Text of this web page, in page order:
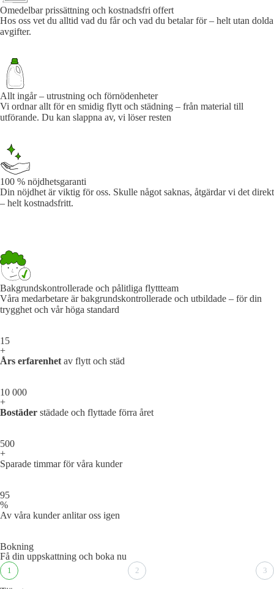
Omedelbar prissättning och kostnadsfri offert
Hos oss vet du alltid vad du får och vad du betalar för – helt utan dolda
avgifter.
Allt ingår – utrustning och förnödenheter
Vi ordnar allt för en smidig flytt och städning – från material till
utförande. Du kan slappna av, vi löser resten
100 % nöjdhetsgaranti
Din nöjdhet är viktig för oss. Skulle något saknas, åtgärdar vi det direkt
– helt kostnadsfritt.
Bakgrundskontrollerade och pålitliga flyttteam
Våra medarbetare är bakgrundskontrollerade och utbildade – för din
trygghet och vår höga standard
15
+
Års erfarenhet av flytt och städ
10 000
+
Bostäder städade och flyttade förra året
500
+
Sparade timmar för våra kunder
95
%
Av våra kunder anlitar oss igen
Bokning
Få din uppskattning och boka nu
1 2 3